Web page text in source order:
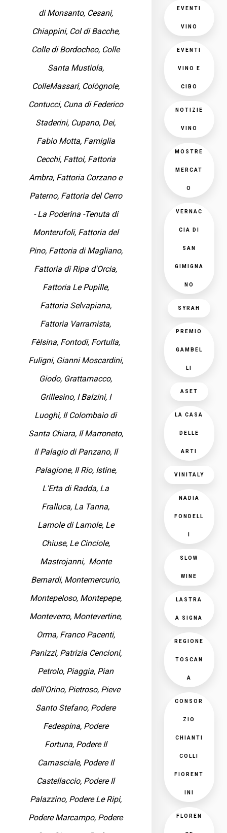
di Monsanto, Cesani,
Chiappini, Col di Bacche,
Colle di Bordocheo, Colle
Santa Mustiola,
ColleMassari, Cològnole,
Contucci, Cuna di Federico
Staderini, Cupano, Dei,
Fabio Motta, Famiglia
Cecchi, Fattoi, Fattoria
Ambra, Fattoria Corzano e
Paterno, Fattoria del Cerro
- La Poderina -Tenuta di
Monterufoli, Fattoria del
Pino, Fattoria di Magliano,
Fattoria di Ripa d'Orcia,
Fattoria Le Pupille,
Fattoria Selvapiana,
Fattoria Varramista,
Fèlsina, Fontodi, Fortulla,
Fuligni, Gianni Moscardini,
Giodo, Grattamacco,
Grillesino, I Balzini, I
Luoghi, Il Colombaio di
Santa Chiara, Il Marroneto,
Il Palagio di Panzano, Il
Palagione, Il Rio, Istine,
L'Erta di Radda, La
Fralluca, La Tanna,
Lamole di Lamole, Le
Chiuse, Le Cinciole,
Mastrojanni, Monte
Bernardi, Montemercurio,
Montepeloso, Montepepe,
Monteverro, Montevertine,
Orma, Franco Pacenti,
Panizzi, Patrizia Cencioni,
Petrolo, Piaggia, Pian
dell'Orino, Pietroso, Pieve
Santo Stefano, Podere
Fedespina, Podere
Fortuna, Podere Il
Carnasciale, Podere Il
Castellaccio, Podere Il
Palazzino, Podere Le Ripi,
Podere Marcampo, Podere
EVENTI
VINO
EVENTI
VINO E
CIBO
NOTIZIE
VINO
MOSTRE
MERCAT
O
VERNAC
CIA DI
SAN
GIMIGNA
NO
SYRAH
PREMIO
GAMBEL
LI
ASET
LA CASA
DELLE
ARTI
VINITALY
NADIA
FONDELL
SLOW
WINE
LASTRA
A SIGNA
REGIONE
TOSCAN
A
CONSOR
ZIO
CHIANTI
COLLI
FIORENT
INI
FLOREN